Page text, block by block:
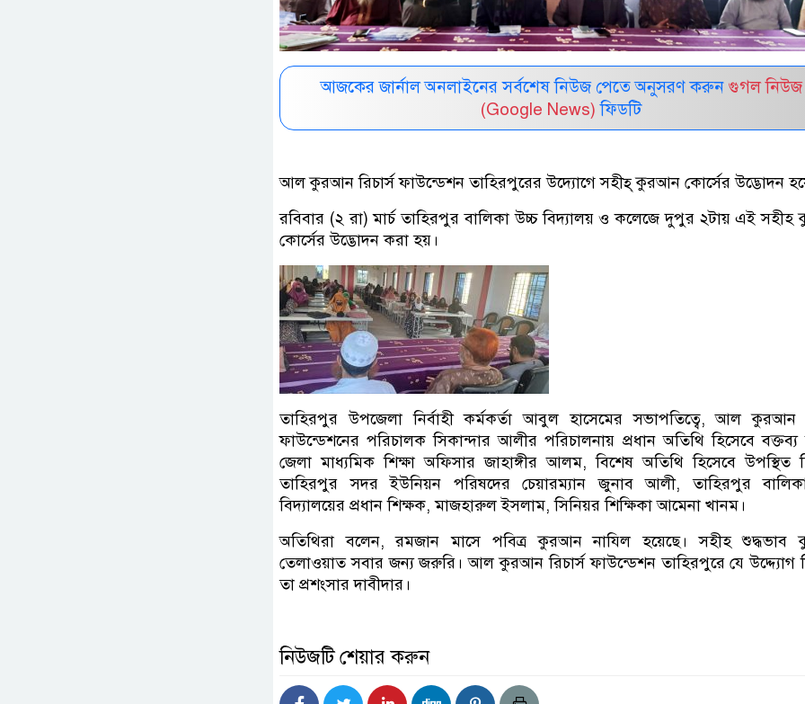
আজকের জার্নাল অনলাইনের সর্বশেষ নিউজ পেতে অনুসরণ করুন গুগল নিউজ
(Google News) ফিডটি
আল কুরআন রিচার্স ফাউন্ডেশন তাহিরপুরের উদ্যোগে সহীহ্ কুরআন কোর্সের উদ্ভোদন
রবিবার (২ রা) মার্চ তাহিরপুর বালিকা উচ্চ বিদ্যালয় ও কলেজে দুপুর ২টায় এই
কোর্সের উদ্ভোদন করা হয়।
তাহিরপুর উপজেলা নির্বাহী কর্মকর্তা আবুল হাসেমের সভাপতিত্বে, আল কুরআন
ফাউন্ডেশনের পরিচালক সিকান্দার আলীর পরিচালনায় প্রধান অতিথি হিসেবে বক্তব্য
জেলা মাধ্যমিক শিক্ষা অফিসার জাহাঙ্গীর আলম, বিশেষ অতিথি হিসেবে উপস্থিত
তাহিরপুর সদর ইউনিয়ন পরিষদের চেয়ারম্যান জুনাব আলী, তাহিরপুর
বিদ্যালয়ের প্রধান শিক্ষক, মাজহারুল ইসলাম, সিনিয়র শিক্ষিকা আমেনা খানম।
অতিথিরা বলেন, রমজান মাসে পবিত্র কুরআন নাযিল হয়েছে। সহীহ শুদ্ধভাব
তেলাওয়াত সবার জন্য জরুরি। আল কুরআন রিচার্স ফাউন্ডেশন তাহিরপুরে যে উদ্দ্যোগ
তা প্রশংসার দাবীদার।
নিউজটি শেয়ার করুন